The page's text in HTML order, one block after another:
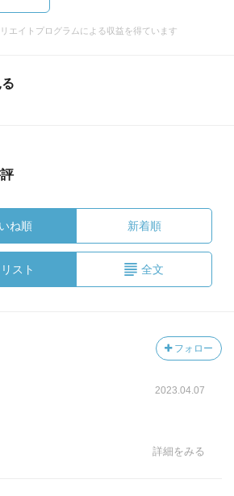
エイトプログラムによる収益を得ています
ね順 新着順
リスト 全文
フォロー
2023.04.07
詳細をみる